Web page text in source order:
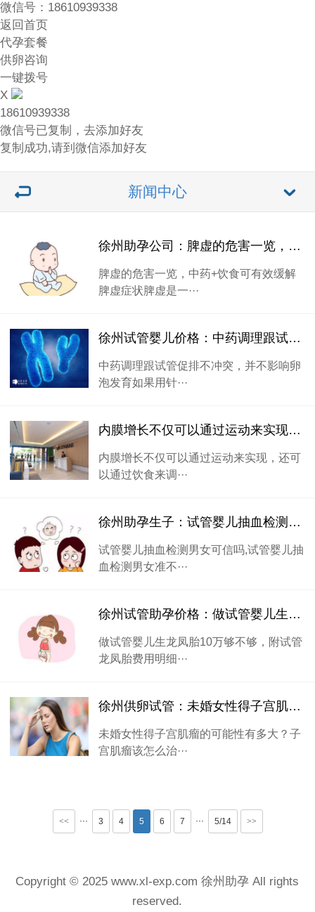
微信号：18610939338
返回首页
代孕套餐
供卵咨询
一键拨号
X
18610939338
微信号已复制，去添加好友
复制成功,请到微信添加好友
新闻中心
徐州助孕公司：脾虚的危害一览，中药+饮食可有效缓解脾虚症状
脾虚的危害一览，中药+饮食可有效缓解
脾虚症状脾虚是一···
徐州试管婴儿价格：中药调理跟试管促排不冲突，并不影响卵泡发育
中药调理跟试管促排不冲突，并不影响卵
泡发育如果用针···
内膜增长不仅可以通过运动来实现，还可以通过饮食来调理
内膜增长不仅可以通过运动来实现，还可
以通过饮食来调···
徐州助孕生子：试管婴儿抽血检测男女可信吗,试管婴儿抽血检测男女准不准
试管婴儿抽血检测男女可信吗,试管婴儿抽
血检测男女准不···
徐州试管助孕价格：做试管婴儿生龙凤胎10万够不够，附试管龙凤胎费用明细
做试管婴儿生龙凤胎10万够不够，附试管
龙凤胎费用明细···
徐州供卵试管：未婚女性得子宫肌瘤的可能性有多大？子宫肌瘤该怎么治疗
未婚女性得子宫肌瘤的可能性有多大？子
宫肌瘤该怎么治···
<< ··· 3 4 5 6 7 ··· 5/14 >>
Copyright © 2025 www.xl-exp.com 徐州助孕 All rights
reserved.